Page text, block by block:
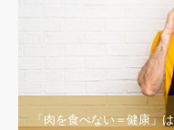
「肉を食べない＝健康」